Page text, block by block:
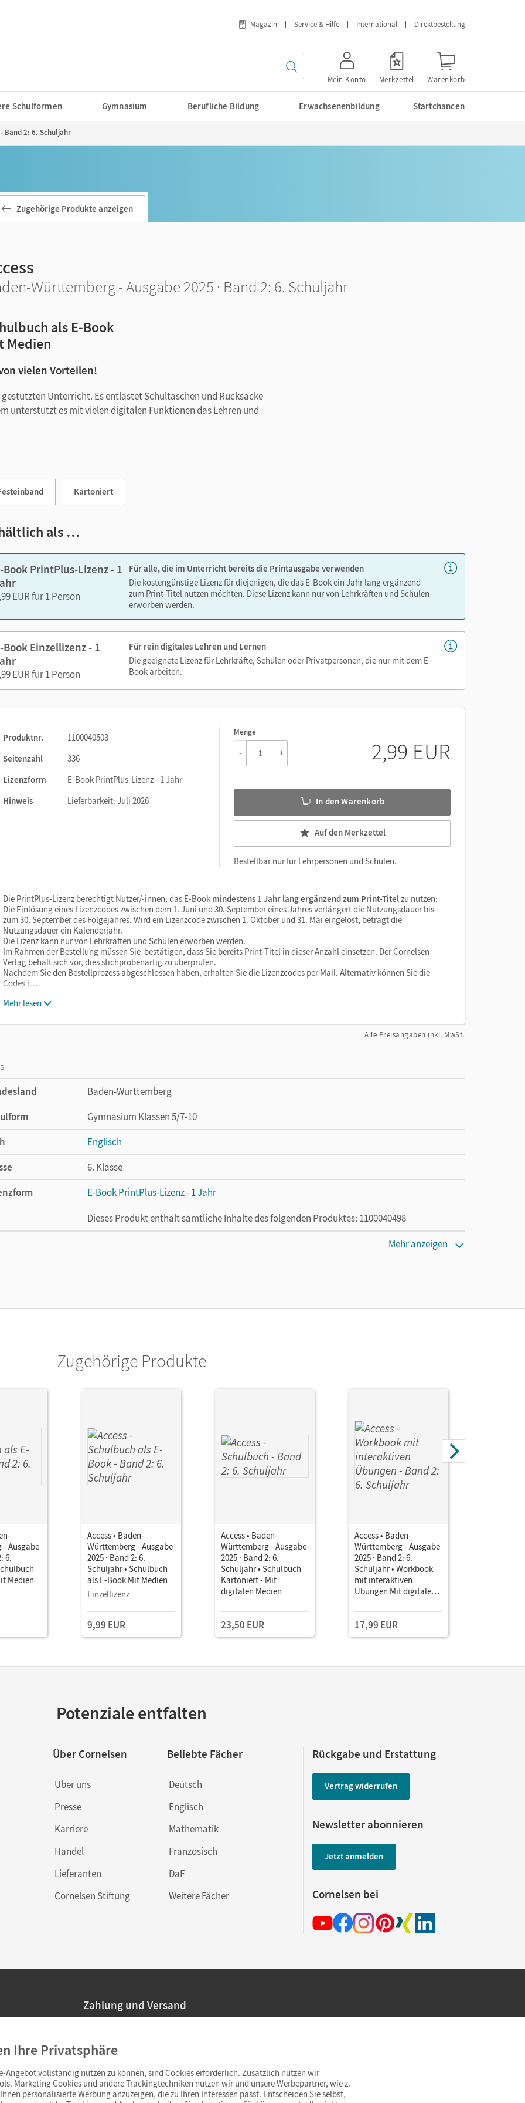
Magazin Service & Hilfe International Direktbestellung
Mein Konto Merkzettel Warenkorb
Schulformen Gymnasium Berufliche Bildung Erwachsenenbildung Startchancen
Band 2: 6. Schuljahr
Zugehörige Produkte anzeigen
Württemberg - Ausgabe 2025 · Band 2: 6. Schuljahr
als E-Book
Medien
vielen Vorteilen!
Unterricht. Es entlastet Schultaschen und Rucksäcke
unterstützt es mit vielen digitalen Funktionen das Lehren und
Sie sind seitengenau platziert, damit Sie und Ihre Schüler/-innen
gestalten Sie das Lehren und Lernen zeitsparend und
Suchen!
Kartoniert
als …
Book PrintPlus-Lizenz - 1
EUR für 1 Person
Für alle, die im Unterricht bereits die Printausgabe verwenden
Die kostengünstige Lizenz für diejenigen, die das E-Book ein Jahr lang ergänzend
zum Print-Titel nutzen möchten. Diese Lizenz kann nur von Lehrkräften und Schulen
erworben werden.
Book Einzellizenz - 1
EUR für 1 Person
Für rein digitales Lehren und Lernen
Die geeignete Lizenz für Lehrkräfte, Schulen oder Privatpersonen, die nur mit dem E-
Book arbeiten.
Produktnr.
1100040503
Seitenzahl
336
Lizenzform
E-Book PrintPlus-Lizenz - 1 Jahr
Hinweis
Lieferbarkeit: Juli 2026
Menge
1
- + 2,99 EUR
In den Warenkorb
Auf den Merkzettel
Bestellbar nur fürLehrpersonen und Schulen.
Die PrintPlus-Lizenz berechtigt Nutzer/-innen, das E-Book mindestens 1 Jahr lang ergänzend zum Print-Titelzu nutzen:
Die Einlösung eines Lizenzcodes zwischen dem 1. Juni und 30. September eines Jahres verlängert die Nutzungsdauer bis
zum 30. September des Folgejahres. Wird ein Lizenzcode zwischen 1. Oktober und 31. Mai eingelöst, beträgt die
Nutzungsdauer ein Kalenderjahr.
Die Lizenz kann nur von Lehrkräften und Schulen erworben werden.
Im Rahmen der Bestellung müssen Sie bestätigen, dass Sie bereits Print-Titel in dieser Anzahl einsetzen. Der Cornelsen
Verlag behält sich vor, dies stichprobenartig zu überprüfen.
Nachdem Sie den Bestellprozess abgeschlossen haben, erhalten Sie die Lizenzcodes per Mail. Alternativ können Sie die
Codes j…
Mehr lesen
Alle Preisangaben inkl. MwSt.
Baden-Württemberg
Gymnasium Klassen 5/7-10
Englisch
6. Klasse
E-Book PrintPlus-Lizenz - 1 Jahr
Dieses Produkt enthält sämtliche Inhalte des folgenden Produktes: 1100040498
Die kostengünstige Lizenz für diejenigen, die das E-Book ein Jahr lang ergänzend zum Print-
in
Rademacher, Jörg
Campbell, Ailsa; Fritsch, Anette
Mehr anzeigen
Zugehörige Produkte
Ausgabe
6.
Medien
Access • Baden-
Württemberg - Ausgabe
2025 · Band 2: 6.
Schuljahr • Schulbuch
als E-Book Mit Medien
Einzellizenz
9,99 EUR
Access • Baden-
Württemberg - Ausgabe
2025 · Band 2: 6.
Schuljahr • Schulbuch
Kartoniert - Mit
digitalen Medien
23,50 EUR
Access • Baden-
Württemberg - Ausgabe
2025 · Band 2: 6.
Schuljahr • Workbook
mit interaktiven
Übungen Mit digitalen
17,99 EUR
Potenziale entfalten
Über Cornelsen
Über uns
Presse
Karriere
Handel
Lieferanten
Cornelsen Stiftung
Beliebte Fächer
Deutsch
Englisch
Mathematik
Französisch
DaF
Weitere Fächer
Rückgabe und Erstattung
Vertrag widerrufen
Newsletter abonnieren
Jetzt anmelden
Cornelsen bei
Zahlung und Versand
Ab 59,– EUR Bestellwert liefern wir versandkostenfrei innerhalb Deutschlands
(Lieferung in 3–6 Tagen).
Ihre Privatsphäre
Angebot vollständig nutzen zu können, sind Cookies erforderlich. Zusätzlich nutzen wir
Marketing Cookies und andere Trackingtechniken nutzen wir und unsere Werbepartner, wie z.
personalisierte Werbung anzuzeigen, die zu Ihren Interessen passt. Entscheiden Sie selbst,